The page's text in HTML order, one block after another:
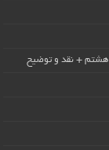
هشتم + نقد و توضیح